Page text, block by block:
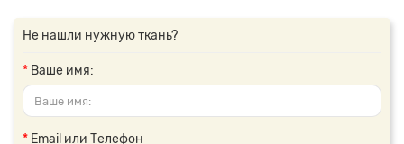
Не нашли нужную ткань?
Ваше имя:
Email или Телефон